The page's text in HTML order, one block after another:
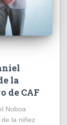
la
de CAF
Noboa
la niñez